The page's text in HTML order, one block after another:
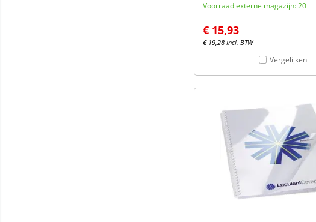
Voorraad externe magazijn: 20
€ 15,93
€ 19,28 Incl. BTW
Vergelijken